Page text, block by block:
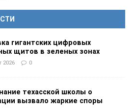
гигантских цифровых
щитов в зеленых зонах
2026 0
техасской школы о
вызвало жаркие споры